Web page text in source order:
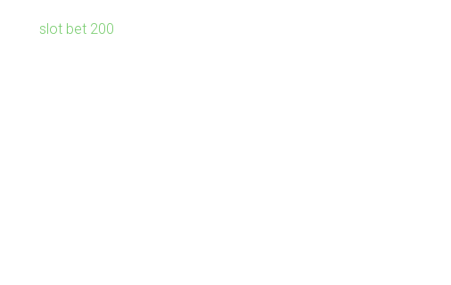
slot bet 200